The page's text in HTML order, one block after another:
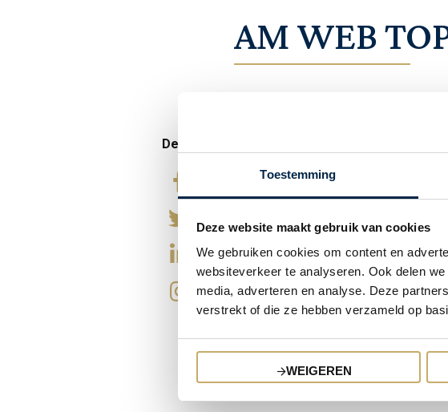
Toestemming
Deze website maakt gebruik van cookies
We gebruiken cookies om content en
websiteverkeer te analyseren. Ook delen
media, adverteren en analyse. Deze
verstrekt of die ze hebben verzameld op
WEIGEREN
AM WEB
Delen
Begin december heeft het
Talenten bekend gemaakt.
voor en dóór de branche.
Wij zijn verheugd te mogen
AM Top 25 Talent 2024!
Robin startte zijn carrière in
tot vastgoedspecialist.
zijn collega’s aan bouwt.